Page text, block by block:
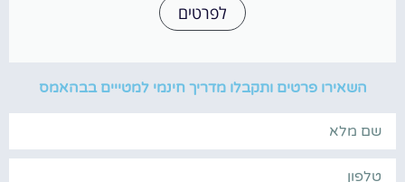
לפרטים
השאירו פרטים ותקבלו מדריך חינמי למטייים בבהאמס